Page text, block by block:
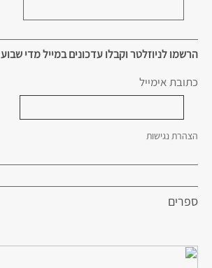
הרשמו לניוזלטר וקבלו עדכונים במייל מדי שבוע
כתובת אימייל
הצהרת נגישות
ספרים